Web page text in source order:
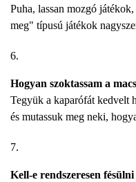
Puha, lassan mozgó
meg" típusú játékok
Hogyan szoktassam a
Tegyük a kaparófát kedvelt
és mutassuk meg neki,
Kell-e rendszeresen